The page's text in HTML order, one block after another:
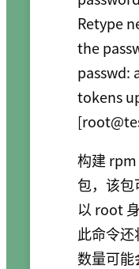
Retype
the
passwd:
tokens
构建
包，该包
以 root
此命令还
数量可能